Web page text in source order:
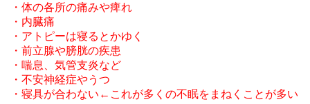
・体の各所の痛みや痺れ
・内臓痛
・アトピーは寝るとかゆく
・前立腺や膀胱の疾患
・喘息、気管支炎など
・不安神経症やうつ
・寝具が合わない←これが多くの不眠をまねくことが多い